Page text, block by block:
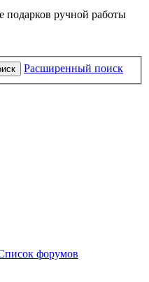
подарков ручной работы
Расширенный поиск
форумов